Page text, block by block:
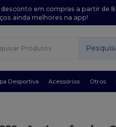
desconto em compras a partir de
ainda melhores na app!
Desportiva Acessórios Otros